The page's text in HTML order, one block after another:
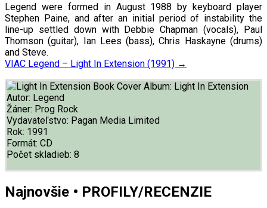
Legend were formed in August 1988 by keyboard player
Stephen Paine, and after an initial period of instability the
line-up settled down with Debbie Chapman (vocals), Paul
Thomson (guitar), Ian Lees (bass), Chris Haskayne (drums)
and Steve.
VIAC Legend – Light In Extension (1991) →
Album: Light In Extension
Autor: Legend
Žáner: Prog Rock
Vydavateľstvo: Pagan Media Limited
Rok: 1991
Formát: CD
Počet skladieb: 8
Najnovšie • PROFILY/RECENZIE